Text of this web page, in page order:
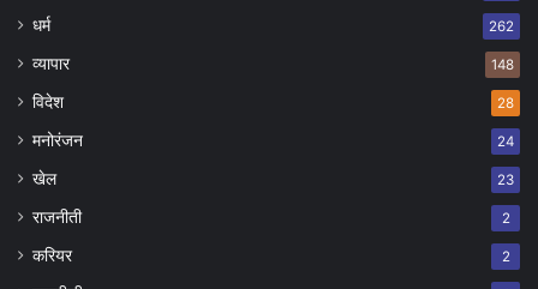
धर्म 262
व्यापार 148
विदेश 28
मनोरंजन 24
खेल 23
राजनीती 2
करियर 2